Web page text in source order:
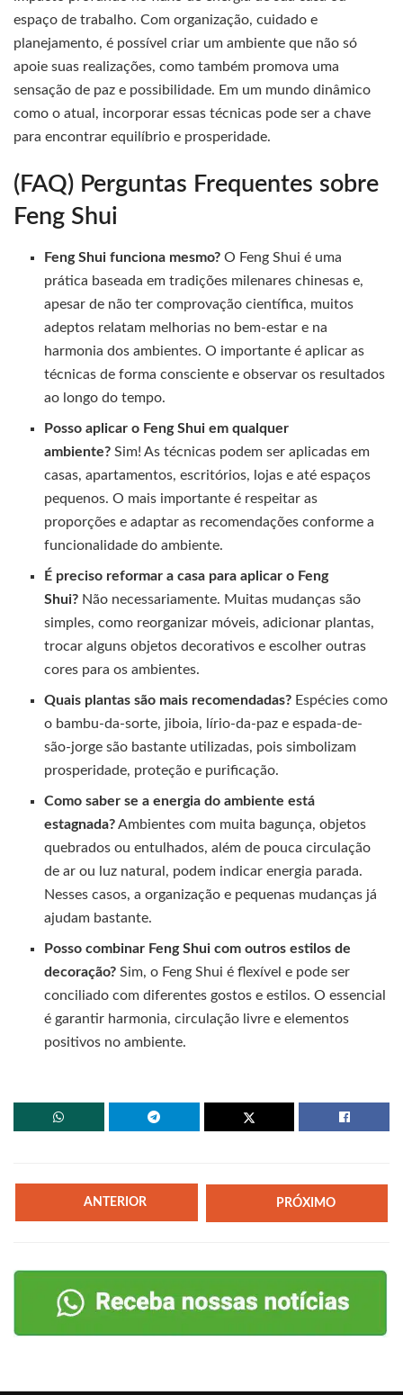
espaço de trabalho. Com organização, cuidado e
planejamento, é possível criar um ambiente que não só
apoie suas realizações, como também promova uma
sensação de paz e possibilidade. Em um mundo dinâmico
como o atual, incorporar essas técnicas pode ser a chave
para encontrar equilíbrio e prosperidade.
(FAQ) Perguntas Frequentes sobre
Feng Shui
Feng Shui funciona mesmo? O Feng Shui é uma
prática baseada em tradições milenares chinesas e,
apesar de não ter comprovação científica, muitos
adeptos relatam melhorias no bem-estar e na
harmonia dos ambientes. O importante é aplicar as
técnicas de forma consciente e observar os resultados
ao longo do tempo.
Posso aplicar o Feng Shui em qualquer
ambiente? Sim! As técnicas podem ser aplicadas em
casas, apartamentos, escritórios, lojas e até espaços
pequenos. O mais importante é respeitar as
proporções e adaptar as recomendações conforme a
funcionalidade do ambiente.
É preciso reformar a casa para aplicar o Feng
Shui? Não necessariamente. Muitas mudanças são
simples, como reorganizar móveis, adicionar plantas,
trocar alguns objetos decorativos e escolher outras
cores para os ambientes.
Quais plantas são mais recomendadas? Espécies como
o bambu-da-sorte, jiboia, lírio-da-paz e espada-de-
são-jorge são bastante utilizadas, pois simbolizam
prosperidade, proteção e purificação.
Como saber se a energia do ambiente está
estagnada?Ambientes com muita bagunça, objetos
quebrados ou entulhados, além de pouca circulação
de ar ou luz natural, podem indicar energia parada.
Nesses casos, a organização e pequenas mudanças já
ajudam bastante.
Posso combinar Feng Shui com outros estilos de
decoração? Sim, o Feng Shui é flexível e pode ser
conciliado com diferentes gostos e estilos. O essencial
é garantir harmonia, circulação livre e elementos
positivos no ambiente.
ANTERIOR PRÓXIMO